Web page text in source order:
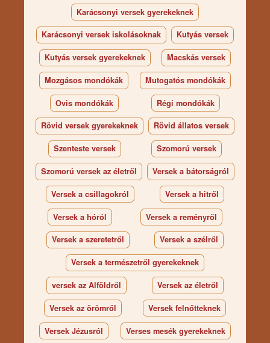
Karácsonyi versek gyerekeknek
Karácsonyi versek iskolásoknak Kutyás versek
Kutyás versek gyerekeknek Macskás versek
Mozgásos mondókák Mutogatós mondókák
Ovis mondókák Régi mondókák
Rövid versek gyerekeknek Rövid állatos versek
Szenteste versek Szomorú versek
Szomorú versek az életről Versek a bátorságról
Versek a csillagokról Versek a hitről
Versek a hóról Versek a reményről
Versek a szeretetről Versek a szélről
Versek a természetről gyerekeknek
versek az Alföldről Versek az életről
Versek az örömről Versek felnőtteknek
Versek Jézusról Verses mesék gyerekeknek